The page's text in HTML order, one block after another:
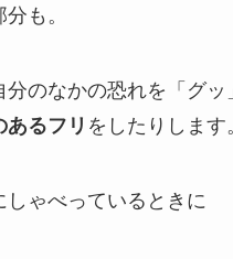
も。
分のなかの恐れを「グッ
あるフリ をしたりします
しゃべっているときに